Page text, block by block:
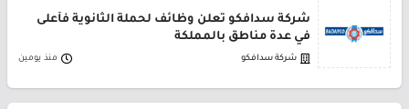
شركة سدافكو تعلن وظائف لحملة الثانوية فأعلى
في عدة مناطق بالمملكة
شركة سدافكو منذ يومين